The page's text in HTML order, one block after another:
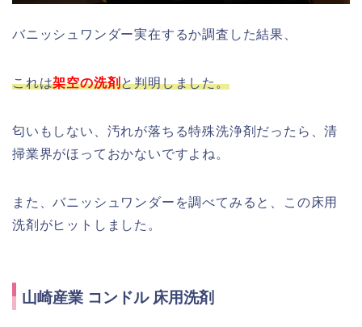
バニッシュワンダー実在するか調査した結果、
これは架空の洗剤と判明しました。
匂いもしない、汚れが落ちる特殊洗浄剤だったら、清
掃業界がほっておかないですよね。
また、バニッシュワンダーを調べてみると、この床用
洗剤がヒットしました。
山崎産業 コンドル 床用洗剤